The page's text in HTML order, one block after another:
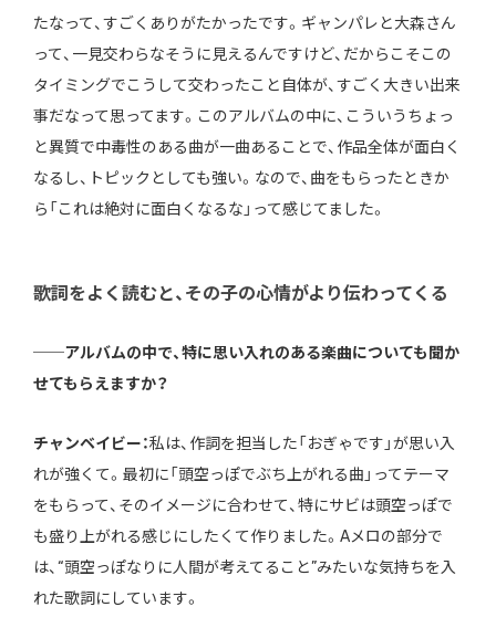
たなって、すごくありがたかったです。ギャンパレと大森さん
って、一見交わらなそうに見えるんですけど、だからこそこの
タイミングでこうして交わったこと自体が、すごく大きい出来
事だなって思ってます。このアルバムの中に、こういうちょっ
と異質で中毒性のある曲が一曲あることで、作品全体が面白く
なるし、トピックとしても強い。なので、曲をもらったときか
ら「これは絶対に面白くなるな」って感じてました。
歌詞をよく読むと、その子の心情がより伝わってくる
──アルバムの中で、特に思い入れのある楽曲についても聞か
せてもらえますか？
チャンベイビー：私は、作詞を担当した「おぎゃです」が思い入
れが強くて。最初に「頭空っぽでぶち上がれる曲」ってテーマ
をもらって、そのイメージに合わせて、特にサビは頭空っぽで
も盛り上がれる感じにしたくて作りました。Aメロの部分で
は、“頭空っぽなりに人間が考えてること”みたいな気持ちを入
れた歌詞にしています。